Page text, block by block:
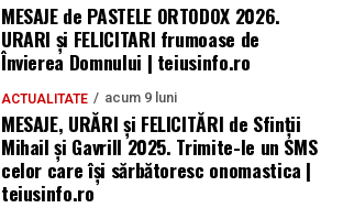
MESAJE de PASTELE ORTODOX 2026.
URARI și FELICITARI frumoase de
Învierea Domnului | teiusinfo.ro
ACTUALITATE acum 9 luni
MESAJE, URĂRI și FELICITĂRI de Sfinții
Mihail și Gavrill 2025. Trimite-le un SMS
celor care își sărbătoresc onomastica |
teiusinfo.ro